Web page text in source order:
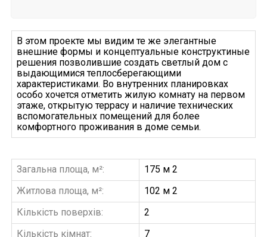
В этом проекте мы видим те же элегантные
внешние формы и концептуальные конструктиные
решения позволившие создать светлый дом с
выдающимися теплосберегающими
характеристиками. Во внутренних планировках
особо хочется отметить жилую комнату на первом
этаже, открытую террасу и наличие технических
вспомогательных помещений для более
комфортного проживания в доме семьи.
Загальна площа, м²:
175 м 2
Житлова площа, м²:
102 м 2
Кількість поверхів:
2
Кількість кімнат:
7